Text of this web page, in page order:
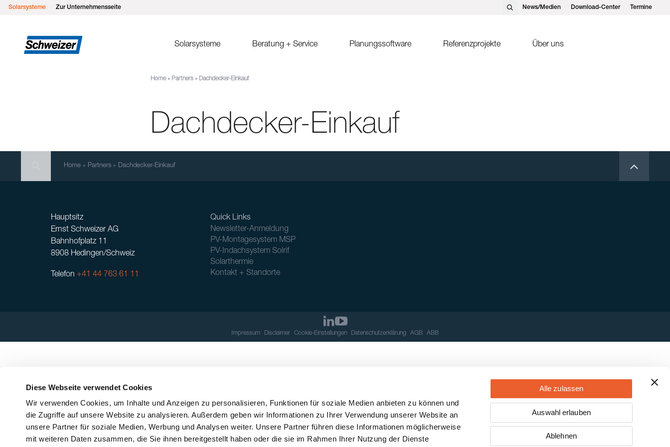
Diese Webseite verwendet Cookies
Wir verwenden Cookies, um Inhalte und Anzeigen zu personalisieren, Funktionen für soziale Medien anbieten zu können und
die Zugriffe auf unsere Website zu analysieren. Außerdem geben wir Informationen zu Ihrer Verwendung unserer Website an
unsere Partner für soziale Medien, Werbung und Analysen weiter. Unsere Partner führen diese Informationen möglicherweise
mit weiteren Daten zusammen, die Sie ihnen bereitgestellt haben oder die sie im Rahmen Ihrer Nutzung der Dienste
Alle zulassen
Auswahl erlauben
Ablehnen
Solarsysteme Zur Unternehmensseite News/Medien Download-Center Termine
Solarsysteme
MSP Gründach
MSP Flachdach Süd
Solrif für Planer
Solrif für Installateure
Beratung + Service Planungssoftware
SPT Release Notes
Referenzprojekte Über uns
Home» Partners » Dachdecker-Einkauf
Dachdecker-Einkauf
SearchHome » Partners » Dachdecker-Einkauf
Hauptsitz
Ernst Schweizer AG
Bahnhofplatz 11
8908 Hedingen/Schweiz
Telefon +41 44 763 61 11
Quick Links
Newsletter-Anmeldung
PV-Montagesystem MSP
PV-Indachsystem Solrif
Solarthermie
Kontakt + Standorte
Impressum Disclaimer Cookie-Einstellungen Datenschutzerklärung AGB ABB